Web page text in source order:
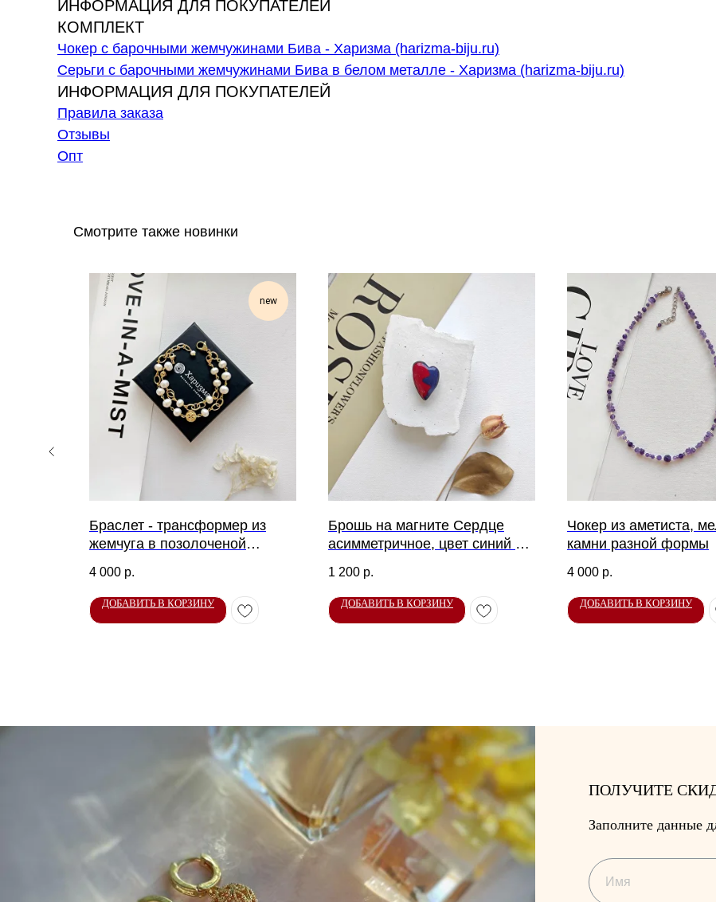
ИНФОРМАЦИЯ ДЛЯ ПОКУПАТЕЛЕЙ
КОМПЛЕКТ
Чокер с барочными жемчужинами Бива - Харизма (harizma-biju.ru)
Серьги с барочными жемчужинами Бива в белом металле - Харизма (harizma-biju.ru)
ИНФОРМАЦИЯ ДЛЯ ПОКУПАТЕЛЕЙ
Правила заказа
Отзывы
Опт
Смотрите также новинки
new
Браслет - трансформер из
жемчуга в позолоченой
4 000 р.
ДОБАВИТЬ В КОРЗИНУ
Брошь на магните Сердце
асимметричное, цвет синий +
1 200 р.
ДОБАВИТЬ В КОРЗИНУ
Чокер из аметиста,
камни разной формы
4 000 р.
ДОБАВИТЬ В КОРЗИНУ
ПОЛУЧИТЕ
Заполните данные